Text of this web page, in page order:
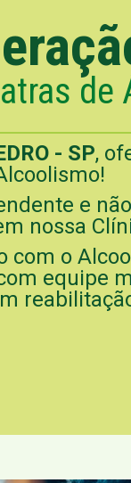
de
- SP,
e
nossa
com o
equipe